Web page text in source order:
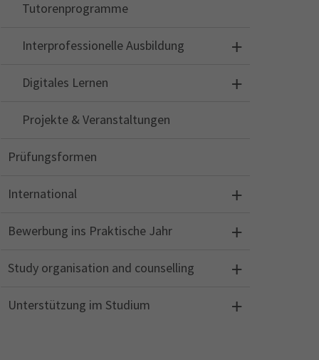
Tutorenprogramme
Interprofessionelle Ausbildung
Digitales Lernen
Projekte & Veranstaltungen
Prüfungsformen
International
Bewerbung ins Praktische Jahr
Study organisation and counselling
Unterstützung im Studium